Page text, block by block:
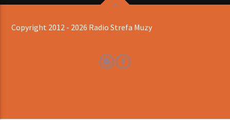
Copyright 2012 - 2026 Radio Strefa Muzy